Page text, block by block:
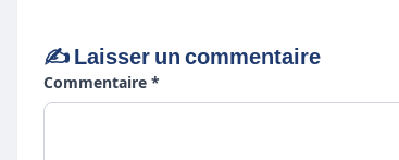
✍️ Laisser un commentaire
Commentaire *